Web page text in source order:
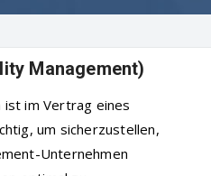
Management)
ist im Vertrag eines
um sicherzustellen,
Unternehmen